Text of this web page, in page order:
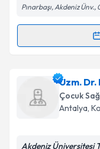
Kişisel
Metni'ni
Pınarbaşı, Akdeniz
Randevu
Dr. Öğr. Üyesi
talebi oluşturun.
için bir takvim
bilgilendireceğiz.
E-posta
Uzm.
Çocuk
Antalya,
Akdeniz Üniversitesi